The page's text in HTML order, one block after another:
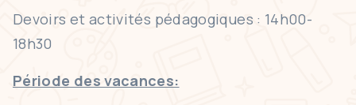
Devoirs et activités pédagogiques : 14h00-
18h30
Période des vacances: